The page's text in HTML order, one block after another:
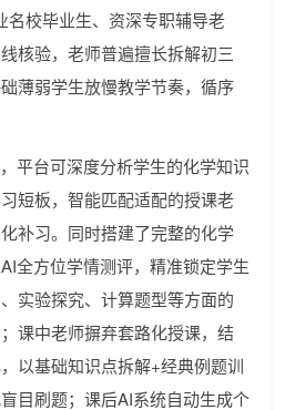
名校毕业生、资深专职辅导老
核验，老师普遍擅长拆解初三
薄弱学生放慢教学节奏，循序
平台可深度分析学生的化学知识
短板，智能匹配适配的授课老
补习。同时搭建了完整的化学
全方位学情测评，精准锁定学生
实验探究、计算题型等方面的
课中老师摒弃套路化授课，结
以基础知识点拆解+经典例题训
目刷题；课后AI系统自动生成个